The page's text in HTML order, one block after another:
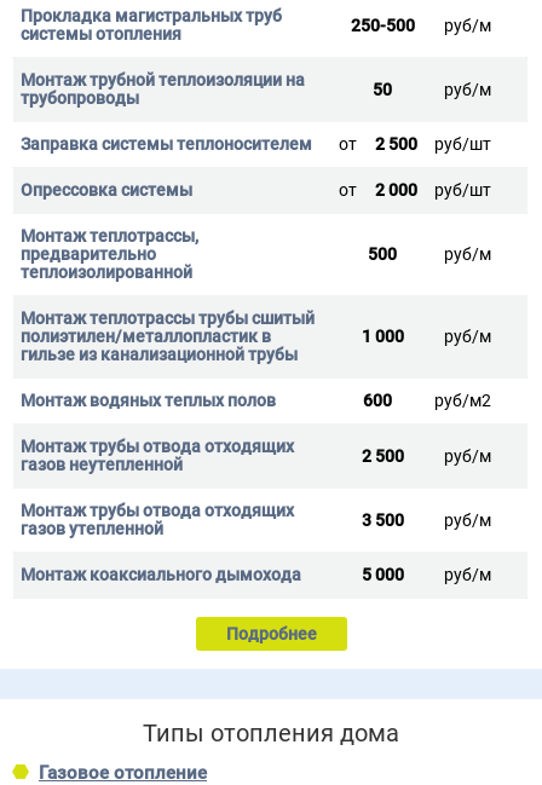
250-500 руб/м
50 руб/м
от 2 500 руб/шт
от 2 000 руб/шт
500 руб/м
1 000 руб/м
600 руб/м2
2 500 руб/м
3 500 руб/м
5 000 руб/м
Подробнее
Типы отопления дома
Газовое отопление